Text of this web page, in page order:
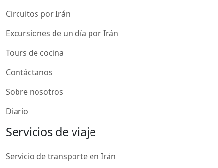
Circuitos por Irán
Excursiones de un día por Irán
Tours de cocina
Contáctanos
Sobre nosotros
Diario
Servicios de viaje
Servicio de transporte en Irán